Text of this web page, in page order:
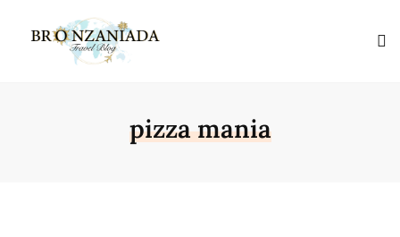
pizza mania